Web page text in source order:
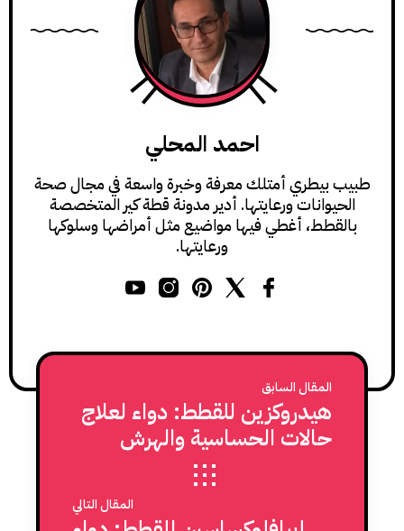
احمد المحلي
طبيب بيطري أمتلك معرفة وخبرة واسعة في مجال صحة
الحيوانات ورعايتها. أدير مدونة قطة كير المتخصصة
بالقطط، أغطي فيها مواضيع مثل أمراضها وسلوكها
ورعايتها.
المقال السابق
هيدروكزين للقطط: دواء لعلاج
حالات الحساسية والهرش
والقلق عند القطط
المقال التالي